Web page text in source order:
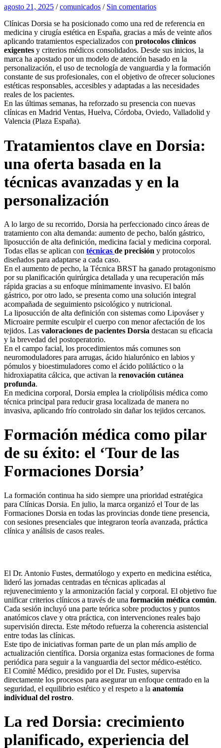
agosto 21, 2025 /comunicados / Sin comentarios
Clínicas Dorsia se ha posicionado como una red de referencia en
medicina y cirugía estética en España, gracias a más de veinte años
aplicando tratamientos especializados con protocolos clínicos
exigentes y criterios médicos consolidados. Desde sus inicios, la
marca ha apostado por un modelo de atención basado en la
personalización, el uso de tecnología de vanguardia y la formación
constante de sus profesionales, con el objetivo de ofrecer soluciones
estéticas responsables, accesibles y adaptadas a las necesidades
reales de los pacientes.
En las últimas semanas, ha reforzado su presencia con nuevas
clínicas en Madrid Ventas, Huelva, Córdoba, Oviedo, Valladolid y
Valencia (Plaza España).
Tratamientos clave en Dorsia:
una oferta basada en la
técnicas avanzadas y en la
personalización
A lo largo de su recorrido, Dorsia ha perfeccionado cinco áreas de
tratamiento con alta demanda: aumento de pecho, balón gástrico,
liposucción de alta definición, medicina facial y medicina corporal.
Todas ellas se aplican con técnicas de precisión y protocolos
diseñados para adaptarse a cada caso.
En el aumento de pecho, la Técnica BRST ha ganado protagonismo
por su planificación quirúrgica detallada y una recuperación más
rápida gracias a su enfoque mínimamente invasivo. El balón
gástrico, por otro lado, se presenta como una solución integral
acompañada de seguimiento psicológico y nutricional.
La liposucción de alta definición con sistemas como Lipováser y
Microaire permite esculpir el cuerpo con menor afectación de los
tejidos. Las valoraciones de pacientes Dorsia destacan su eficacia
y la brevedad del postoperatorio.
En el campo facial, los procedimientos más comunes son
neuromoduladores para arrugas, ácido hialurónico en labios y
pómulos y bioestimuladores como el ácido poliláctico o la
hidroxiapatita cálcica, que activan la renovación cutánea
profunda.
En medicina corporal, Dorsia emplea la criolipólisis médica como
técnica principal para reducir grasa localizada de manera no
invasiva, aplicando frío controlado sin dañar los tejidos cercanos.
Formación médica como pilar
de su éxito: el ‘Tour de las
Formaciones Dorsia’
La formación continua ha sido siempre una prioridad estratégica
para Clínicas Dorsia. En julio, la marca organizó el Tour de las
Formaciones Dorsia en todas las provincias donde tiene presencia,
con sesiones presenciales que integraron teoría avanzada, práctica
clínica y análisis de casos reales.
El Dr. Antonio Fustes, dermatólogo y experto en medicina estética,
lideró las jornadas centradas en técnicas aplicadas al
rejuvenecimiento y la armonización facial y corporal. El objetivo fue
unificar criterios clínicos a través de una formación médica común.
Cada sesión incluyó una parte teórica sobre productos y puntos
anatómicos clave y otra práctica, con intervenciones reales bajo
supervisión directa. Este método refuerza la coherencia asistencial
entre todas las clínicas.
Este tipo de iniciativas forman parte de un plan más amplio de
actualización científica. Dorsia organiza estas formaciones de forma
periódica para seguir a la vanguardia del sector médico-estético.
El Comité Médico, presidido por el Dr. Fustes, supervisa
directamente los procesos para asegurar un enfoque centrado en la
seguridad, el equilibrio estético y el respeto a la anatomía
individual del rostro.
La red Dorsia: crecimiento
planificado, experiencia del